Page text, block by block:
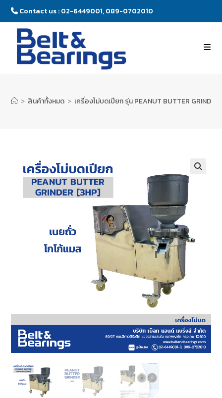
Contact us : 02-6449001, 089-0702010
> สินค้าทั้งหมด > เครื่องโม่บดเปียก รุ่น PEANUT BUTTER GRINDER